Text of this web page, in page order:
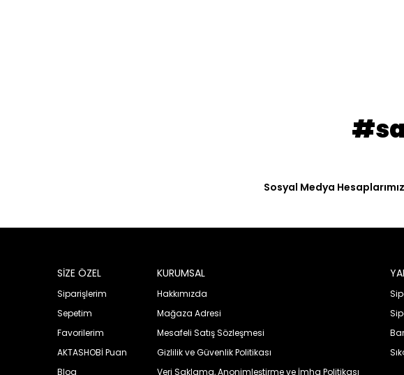
Sosyal Medya
SİZE ÖZEL
Siparişlerim
Sepetim
Favorilerim
AKTASHOBİ Puan
Blog
KURUMSAL
Hakkımızda
Mağaza Adresi
Mesafeli Satış Sözleşmesi
Gizlilik ve Güvenlik Politikası
Veri Saklama, Anonimleştirme ve İmha Politikası